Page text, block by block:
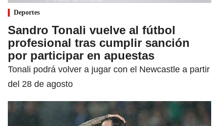
Deportes
Sandro Tonali vuelve al fútbol
profesional tras cumplir sanción
por participar en apuestas
Tonali podrá volver a jugar con el Newcastle a partir
del 28 de agosto